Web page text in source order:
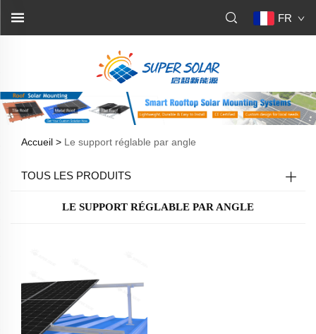
FR
Accueil > Le support réglable par angle
TOUS LES PRODUITS
LE SUPPORT RÉGLABLE PAR ANGLE